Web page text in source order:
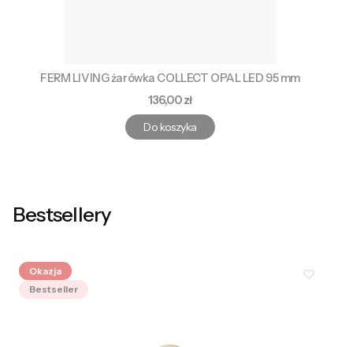
FERM LIVING żarówka COLLECT OPAL LED 95 mm
Cena
136,00 zł
Do koszyka
Bestsellery
Okazja
Bestseller